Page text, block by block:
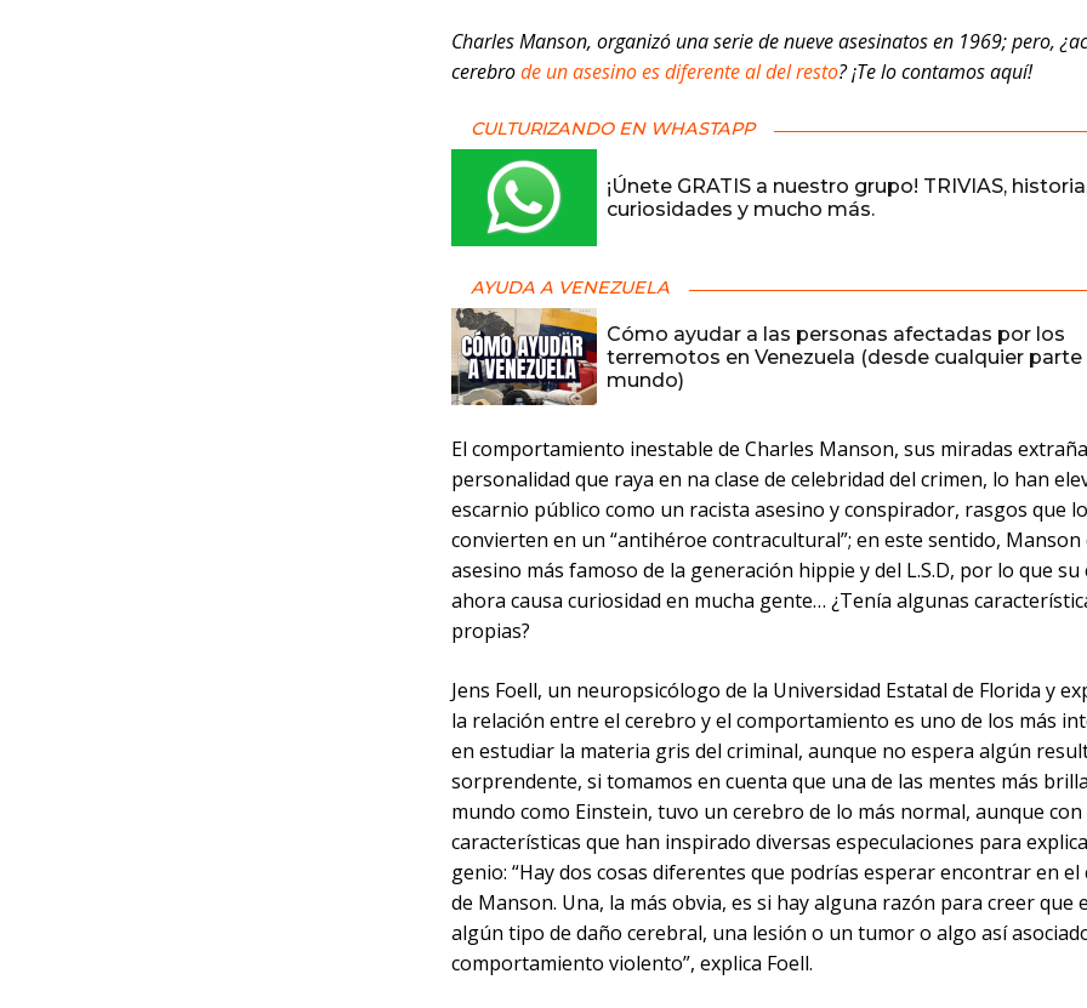
Charles Manson, organizó una serie de nueve asesinatos en 1969; pero,
cerebrode un asesino es diferente al del resto? ¡Te lo contamos aquí!
CULTURIZANDO EN WHASTAPP
¡Únete GRATIS a nuestro grupo! TRIVIAS,
curiosidades y mucho más.
AYUDA A VENEZUELA
Cómo ayudar a las personas afectadas por los
terremotos en Venezuela (desde cualquier parte
mundo)
El comportamiento inestable de Charles Manson, sus miradas
personalidad que raya en na clase de celebridad del crimen, lo han
escarnio público como un racista asesino y conspirador, rasgos que lo
convierten en un “antihéroe contracultural”; en este sentido, Manson
asesino más famoso de la generación hippie y del L.S.D, por lo que
ahora causa curiosidad en mucha gente… ¿Tenía algunas
propias?
Jens Foell, un neuropsicólogo de la Universidad Estatal de Florida y
la relación entre el cerebro y el comportamiento es uno de los más
en estudiar la materia gris del criminal, aunque no espera algún
sorprendente, si tomamos en cuenta que una de las mentes más
mundo como Einstein, tuvo un cerebro de lo más normal, aunque
características que han inspirado diversas especulaciones para
genio: “Hay dos cosas diferentes que podrías esperar encontrar en el
de Manson. Una, la más obvia, es si hay alguna razón para creer que
algún tipo de daño cerebral, una lesión o un tumor o algo así
comportamiento violento”, explica Foell.